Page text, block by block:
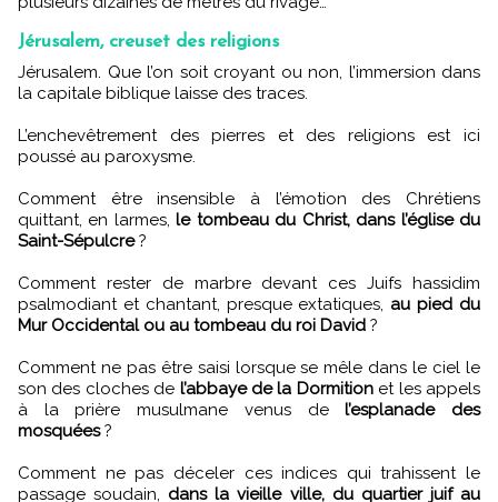
Jérusalem, creuset des religions
Jérusalem. Que l’on soit croyant ou non, l’immersion dans
la capitale biblique laisse des traces.
L’enchevêtrement des pierres et des religions est ici
poussé au paroxysme.
Comment être insensible à l’émotion des Chrétiens
quittant, en larmes,le tombeau du Christ, dans l’église du
Saint-Sépulcre?
Comment rester de marbre devant ces Juifs hassidim
psalmodiant et chantant, presque extatiques, au pied du
Mur Occidental ou au tombeau du roi David ?
Comment ne pas être saisi lorsque se mêle dans le ciel le
son des cloches de l’abbaye de la Dormitionet les appels
à la prière musulmane venus del’esplanade des
mosquées?
Comment ne pas déceler ces indices qui trahissent le
passage soudain, dans la vieille ville, du quartier juif au